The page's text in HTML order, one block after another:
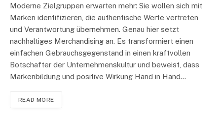
Moderne Zielgruppen erwarten mehr: Sie wollen sich mit
Marken identifizieren, die authentische Werte vertreten
und Verantwortung übernehmen. Genau hier setzt
nachhaltiges Merchandising an. Es transformiert einen
einfachen Gebrauchsgegenstand in einen kraftvollen
Botschafter der Unternehmenskultur und beweist, dass
Markenbildung und positive Wirkung Hand in Hand…
READ MORE